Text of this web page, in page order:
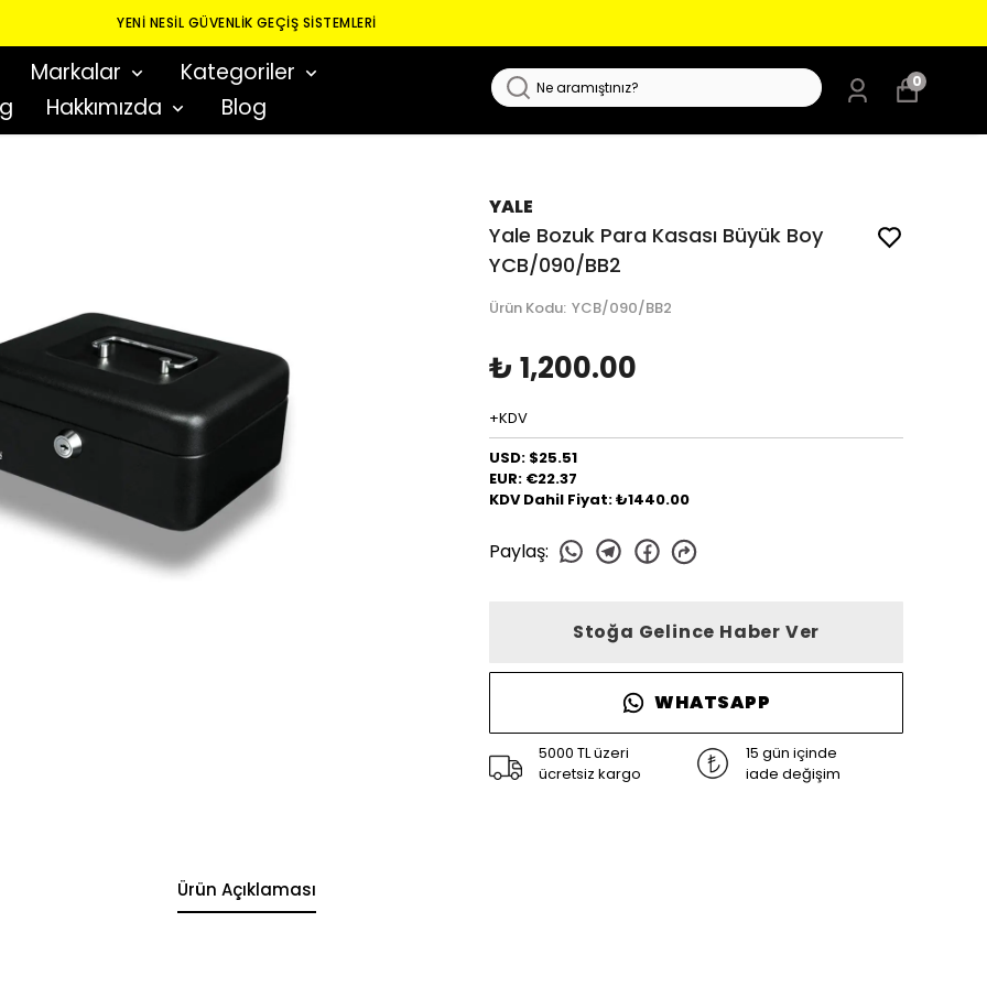
YENI NESIL GÜVENLIK GEÇIŞ SISTEMLERI
Markalar
Kategoriler
Hakkımızda Blog
0
YALE
Yale Bozuk Para Kasası Büyük Boy
YCB/090/BB2
Ürün Kodu: YCB/090/BB2
₺ 1,200.00
+KDV
USD: $25.51
EUR: €22.37
KDV Dahil Fiyat: ₺1440.00
Paylaş:
Stoğa Gelince Haber Ver
WHATSAPP
5000 TL üzeri
ücretsiz kargo
15 gün içinde
iade değişim
Ürün Açıklaması